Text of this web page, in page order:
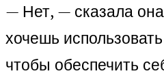
— Нет, — сказала
хочешь
чтобы обеспечить